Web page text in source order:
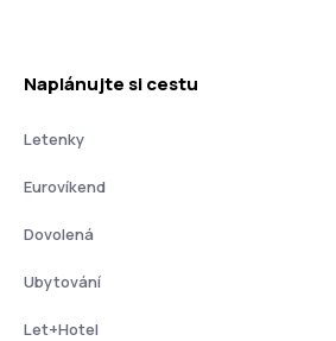
Naplánujte si cestu
Letenky
Eurovíkend
Dovolená
Ubytování
Let+Hotel